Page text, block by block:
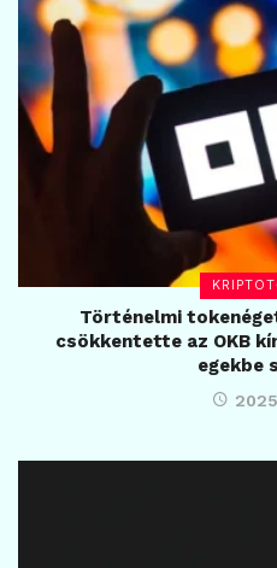
Történelmi
csökkentette az OKB
egekbe